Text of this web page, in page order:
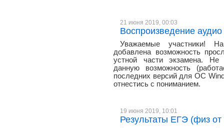
21 июня 2019, 00:03
Воспроизведение
Уважаемые участники!
добавлена возможность
устной части экзамена.
данную возможность
последних версий для ОС
отнестись с пониманием.
19 июня 2019, 10:01
Результаты ЕГЭ (физ от